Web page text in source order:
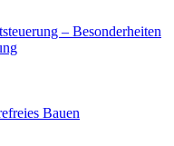
– Besonderheiten
Bauen